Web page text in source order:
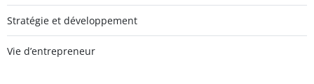
Stratégie et développement
Vie d’entrepreneur